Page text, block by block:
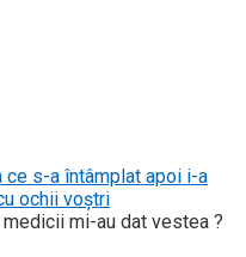
s-a întâmplat apoi i-a
ochii voștri
mi-au dat vestea ?